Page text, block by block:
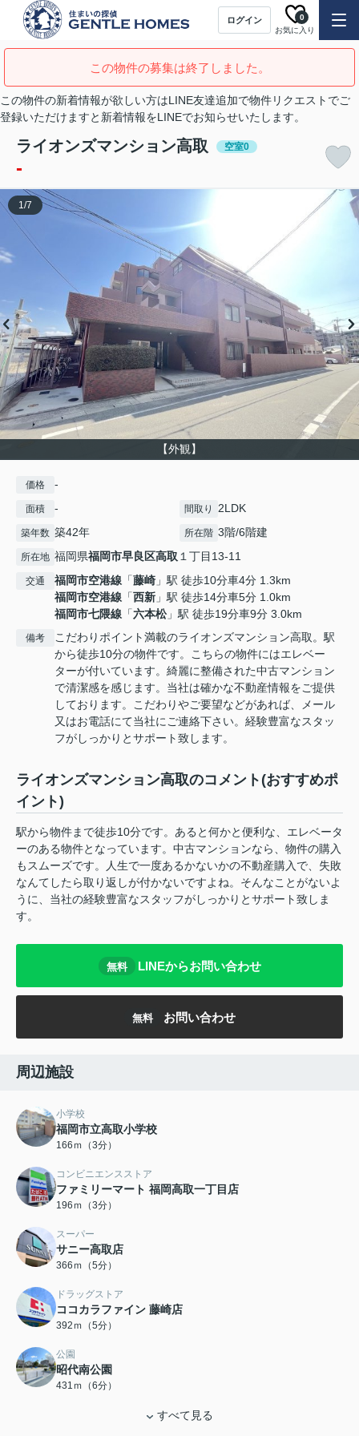
ログイン
お気に入り
0
この物件の募集は終了しました。
この物件の新着情報が欲しい方はLINE友達追加で物件リクエストでご
登録いただけますと新着情報をLINEでお知らせいたします。
ライオンズマンション高取 空室0
-
【外観】
1/7
価格 -
面積 - 間取り 2LDK
築年数 築42年 所在階 3階/6階建
所在地 福岡県福岡市早良区高取 １丁目13-11
交通 福岡市空港線 「藤崎 」駅 徒歩10分車4分 1.3km
福岡市空港線 「西新 」駅 徒歩14分車5分 1.0km
福岡市七隈線 「六本松」駅 徒歩19分車9分 3.0km
備考
こだわりポイント満載のライオンズマンション高取。駅
から徒歩10分の物件です。こちらの物件にはエレベー
ターが付いています。綺麗に整備された中古マンション
で清潔感を感じます。当社は確かな不動産情報をご提供
しております。こだわりやご要望などがあれば、メール
又はお電話にて当社にご連絡下さい。経験豊富なスタッ
フがしっかりとサポート致します。
ライオンズマンション高取のコメント(おすすめポ
イント)
駅から物件まで徒歩10分です。あると何かと便利な、エレベータ
ーのある物件となっています。中古マンションなら、物件の購入
もスムーズです。人生で一度あるかないかの不動産購入で、失敗
なんてしたら取り返しが付かないですよね。そんなことがないよ
うに、当社の経験豊富なスタッフがしっかりとサポート致しま
す。
無料 LINEからお問い合わせ
無料 お問い合わせ
周辺施設
小学校
福岡市立高取小学校
166ｍ（3分）
コンビニエンスストア
ファミリーマート 福岡高取一丁目店
196ｍ（3分）
スーパー
サニー高取店
366ｍ（5分）
ドラッグストア
ココカラファイン 藤崎店
392ｍ（5分）
公園
昭代南公園
431ｍ（6分）
すべて見る